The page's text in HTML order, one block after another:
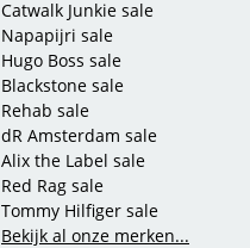
Catwalk Junkie sale
Napapijri sale
Hugo Boss sale
Blackstone sale
Rehab sale
dR Amsterdam sale
Alix the Label sale
Red Rag sale
Tommy Hilfiger sale
Bekijk al onze merken...